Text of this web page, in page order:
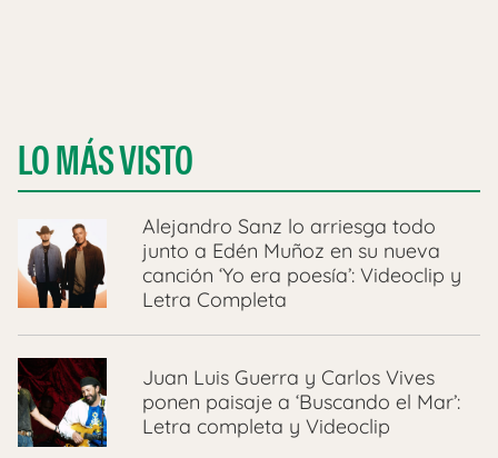
LO MÁS VISTO
Alejandro Sanz lo arriesga todo
junto a Edén Muñoz en su nueva
canción ‘Yo era poesía’: Videoclip y
Letra Completa
Juan Luis Guerra y Carlos Vives
ponen paisaje a ‘Buscando el Mar’:
Letra completa y Videoclip